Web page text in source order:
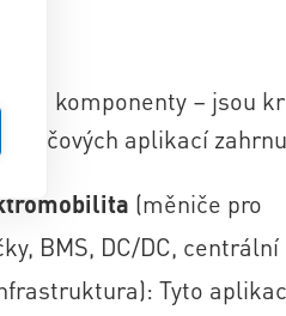
komponenty – jsou
klíčových aplikací
(měniče pro
BMS, DC/DC, centrální
Tyto